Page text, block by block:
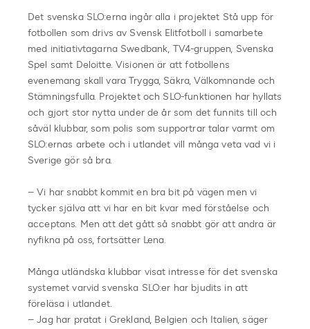
Det svenska SLO:erna ingår alla i projektet Stå upp för
fotbollen som drivs av Svensk Elitfotboll i samarbete
med initiativtagarna Swedbank, TV4-gruppen, Svenska
Spel samt Deloitte. Visionen är att fotbollens
evenemang skall vara Trygga, Säkra, Välkomnande och
Stämningsfulla. Projektet och SLO-funktionen har hyllats
och gjort stor nytta under de år som det funnits till och
såväl klubbar, som polis som supportrar talar varmt om
SLO:ernas arbete och i utlandet vill många veta vad vi i
Sverige gör så bra.
– Vi har snabbt kommit en bra bit på vägen men vi
tycker själva att vi har en bit kvar med förståelse och
acceptans. Men att det gått så snabbt gör att andra är
nyfikna på oss, fortsätter Lena.
Många utländska klubbar visat intresse för det svenska
systemet varvid svenska SLO:er har bjudits in att
föreläsa i utlandet.
– Jag har pratat i Grekland, Belgien och Italien, säger